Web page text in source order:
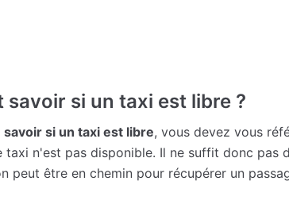
savoir si un taxi est libre ?
savoir si un taxi est libre, vous devez vous
taxi n'est pas disponible. Il ne suffit donc
peut être en chemin pour récupérer un